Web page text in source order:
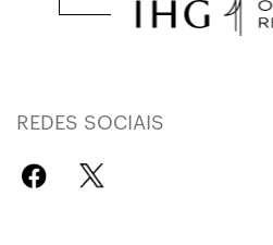
REDES SOCIAIS